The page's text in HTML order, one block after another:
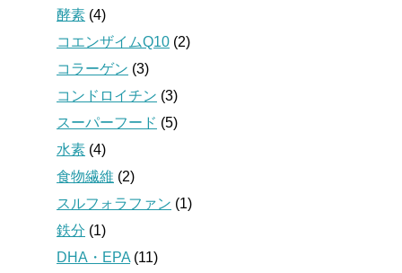
酵素 (4)
コエンザイムQ10 (2)
コラーゲン (3)
コンドロイチン (3)
スーパーフード (5)
水素 (4)
食物繊維 (2)
スルフォラファン (1)
鉄分 (1)
DHA・EPA (11)